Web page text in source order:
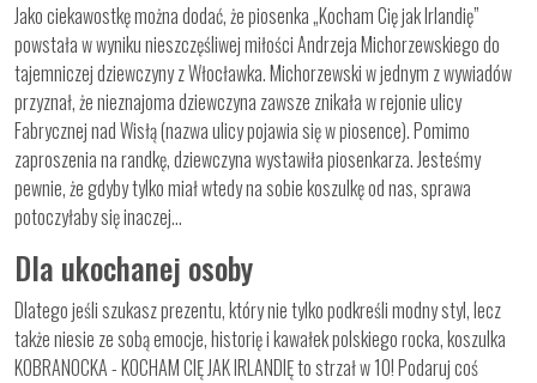
Jako ciekawostkę można dodać, że piosenka „Kocham Cię jak Irlandię”
powstała w wyniku nieszczęśliwej miłości Andrzeja Michorzewskiego do
tajemniczej dziewczyny z Włocławka. Michorzewski w jednym z wywiadów
przyznał, że nieznajoma dziewczyna zawsze znikała w rejonie ulicy
Fabrycznej nad Wisłą (nazwa ulicy pojawia się w piosence). Pomimo
zaproszenia na randkę, dziewczyna wystawiła piosenkarza. Jesteśmy
pewnie, że gdyby tylko miał wtedy na sobie koszulkę od nas, sprawa
potoczyłaby się inaczej…
Dla ukochanej osoby
Dlatego jeśli szukasz prezentu, który nie tylko podkreśli modny styl, lecz
także niesie ze sobą emocje, historię i kawałek polskiego rocka, koszulka
KOBRANOCKA - KOCHAM CIĘ JAK IRLANDIĘ to strzał w 10! Podaruj coś